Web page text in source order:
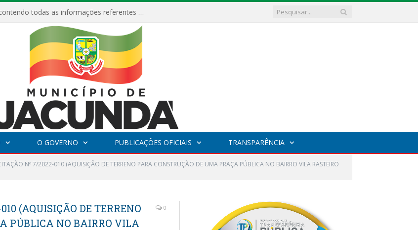
Relatórios Detalhados contendo todas as informações referentes a execução de recursos destinados ao fomento de projetos culturais no Município de Jacundá entre os anos de 2022 ao presente ano de 2026.
O GOVERNO PUBLICAÇÕES OFICIAIS TRANSPARÊNCIA
Nº 7/2022-010 (AQUISIÇÃO DE TERRENO PARA CONSTRUÇÃO DE UMA PRAÇA PÚBLICA NO BAIRRO VILA RASTEIRO
(AQUISIÇÃO DE TERRENO
PÚBLICA NO BAIRRO VILA
0